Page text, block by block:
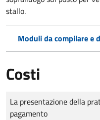
stallo.
Moduli da compilare e
Costi
Tipo di pagamento
Importo
La presentazione della
pagamento